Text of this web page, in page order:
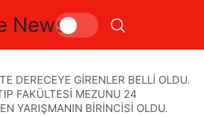
News
2024 birincisi belli
DERECEYE GİRENLER BELLİ OLDU.
FAKÜLTESİ MEZUNU 24
YARIŞMANIN BİRİNCİSİ OLDU.